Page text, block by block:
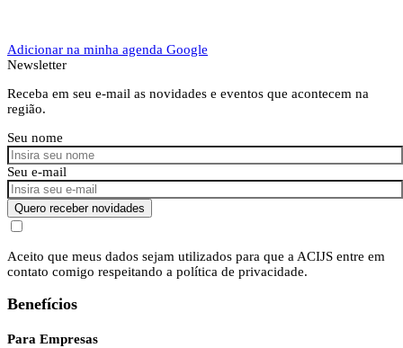
Adicionar na minha agenda Google
Newsletter
Receba em seu e-mail as novidades e eventos que acontecem na
região.
Seu nome
Seu e-mail
Quero receber novidades
Aceito que meus dados sejam utilizados para que a ACIJS entre em
contato comigo respeitando a política de privacidade.
Benefícios
Para Empresas